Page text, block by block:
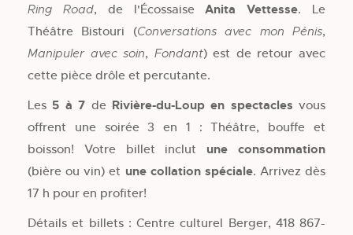
Ring Road, de l'ÉcossaiseAnita Vettesse. Le
Théâtre Bistouri (Conversations avec mon Pénis,
Manipuler avec soin, Fondant) est de retour avec
cette pièce drôle et percutante.
Les5 à 7 de Rivière-du-Loup en spectacles vous
offrent une soirée 3 en 1 : Théâtre, bouffe et
boisson! Votre billet inclut une consommation
(bière ou vin) et une collation spéciale. Arrivez dès
17 h pour en profiter!
Détails et billets : Centre culturel Berger, 418 867-